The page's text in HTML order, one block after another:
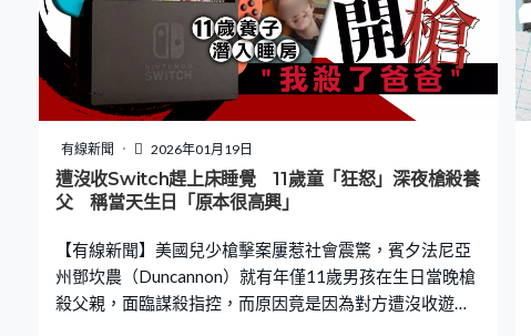
點左右吐了一點，11點開始意識模糊，家人見狀立即送
醫。 據了解，軒軒就醫後「輾轉」從縣里到市里，再到鄭
州，當晚11時多才送入省級醫院ICU，此時軒軒已經無法
說話，呼叫無回應，檢查發現他肝腎功能受損，隨即接受
透析等治療。「我當時心都碎了，天塌了」軒軒爸爸表示
孩子尚未脫離危險，家人無法探視。 父母：沒埋怨爺爺
網民：兩代都不靠譜 至19日軒軒意識已清醒，軒軒爸爸指
「胃管摘去了，看能不能吃點流食」，但腎臟一直出血，
職趕回家，「沒有埋怨爺爺，只希
有線新聞 2026年01月19日
遭沒收Switch趕上床睡覺 11歲童「狂怒」深夜槍殺養
父 稱當天生日「原本很高興」
【有線新聞】美國兒少槍擊案屢惹社會震驚，賓夕法尼亞
州鄧坎農（Duncannon）就有年僅11歲男孩在生日當晚槍
殺父親，面臨謀殺指控，而原因竟是因為對方遭沒收遊戲